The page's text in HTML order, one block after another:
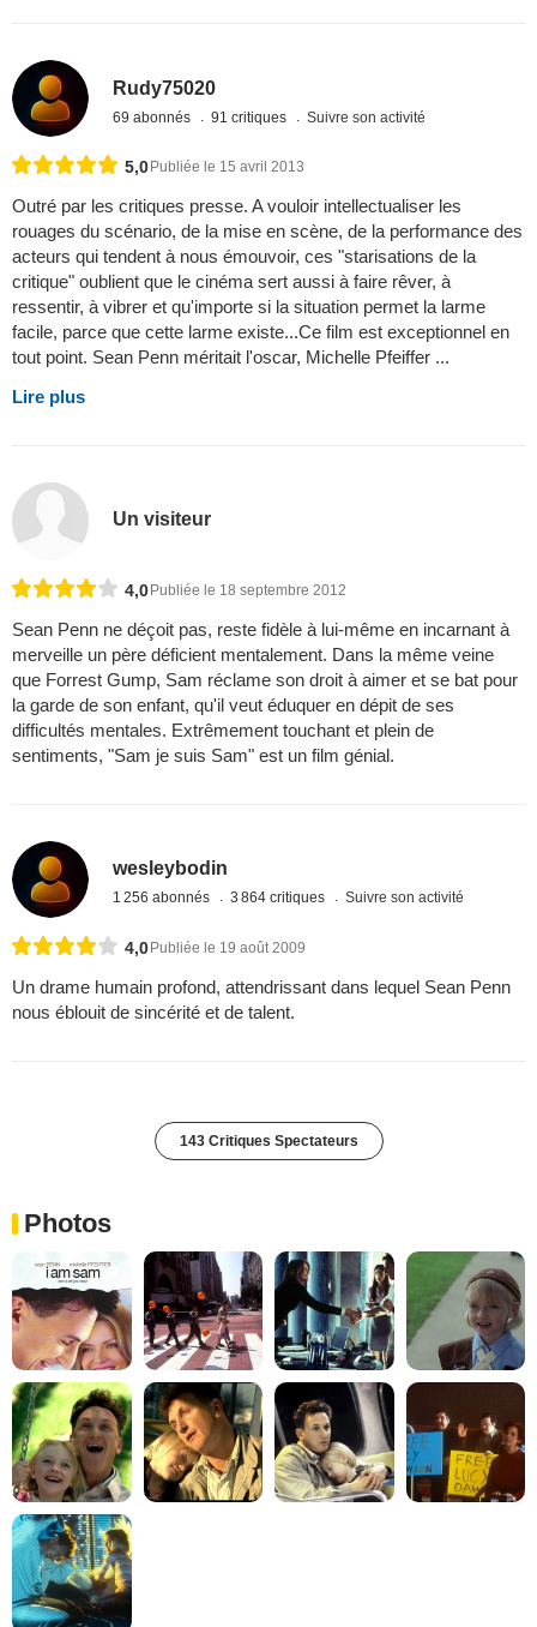
Rudy75020
69 abonnés 91 critiques Suivre son activité
5,0 Publiée le 15 avril 2013
Outré par les critiques presse. A vouloir intellectualiser les
rouages du scénario, de la mise en scène, de la performance des
acteurs qui tendent à nous émouvoir, ces "starisations de la
critique" oublient que le cinéma sert aussi à faire rêver, à
ressentir, à vibrer et qu'importe si la situation permet la larme
facile, parce que cette larme existe...Ce film est exceptionnel en
tout point. Sean Penn méritait l'oscar, Michelle Pfeiffer ...
Lire plus
Un visiteur
4,0Publiée le 18 septembre 2012
Sean Penn ne déçoit pas, reste fidèle à lui-même en incarnant à
merveille un père déficient mentalement. Dans la même veine
que Forrest Gump, Sam réclame son droit à aimer et se bat pour
la garde de son enfant, qu'il veut éduquer en dépit de ses
difficultés mentales. Extrêmement touchant et plein de
sentiments, "Sam je suis Sam" est un film génial.
wesleybodin
1 256 abonnés 3 864 critiques Suivre son activité
4,0Publiée le 19 août 2009
Un drame humain profond, attendrissant dans lequel Sean Penn
nous éblouit de sincérité et de talent.
143 Critiques Spectateurs
Photos